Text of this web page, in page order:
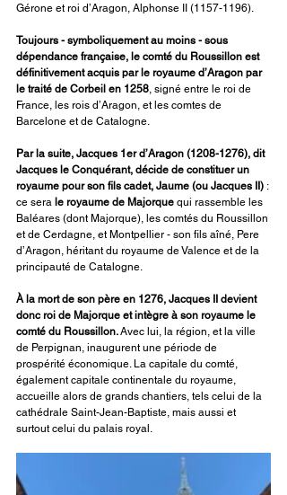
Gérone et roi d’Aragon, Alphonse II (1157-1196).
Toujours - symboliquement au moins - sous
dépendance française, le comté du Roussillon est
définitivement acquis par le royaume d’Aragon par
le traité de Corbeil en 1258 , signé entre le roi de
France, les rois d’Aragon, et les comtes de
Barcelone et de Catalogne.
Par la suite, Jacques 1er d’Aragon (1208-1276), dit
Jacques le Conquérant, décide de constituer un
royaume pour son fils cadet, Jaume (ou Jacques II) :
ce sera le royaume de Majorque qui rassemble les
Baléares (dont Majorque), les comtés du Roussillon
et de Cerdagne, et Montpellier - son fils aîné, Pere
d’Aragon, héritant du royaume de Valence et de la
principauté de Catalogne.
À la mort de son père en 1276, Jacques II devient
donc roi de Majorque et intègre à son royaume le
comté du Roussillon. Avec lui, la région, et la ville
de Perpignan, inaugurent une période de
prospérité économique. La capitale du comté,
également capitale continentale du royaume,
accueille alors de grands chantiers, tels celui de la
cathédrale Saint-Jean-Baptiste, mais aussi et
surtout celui du palais royal.